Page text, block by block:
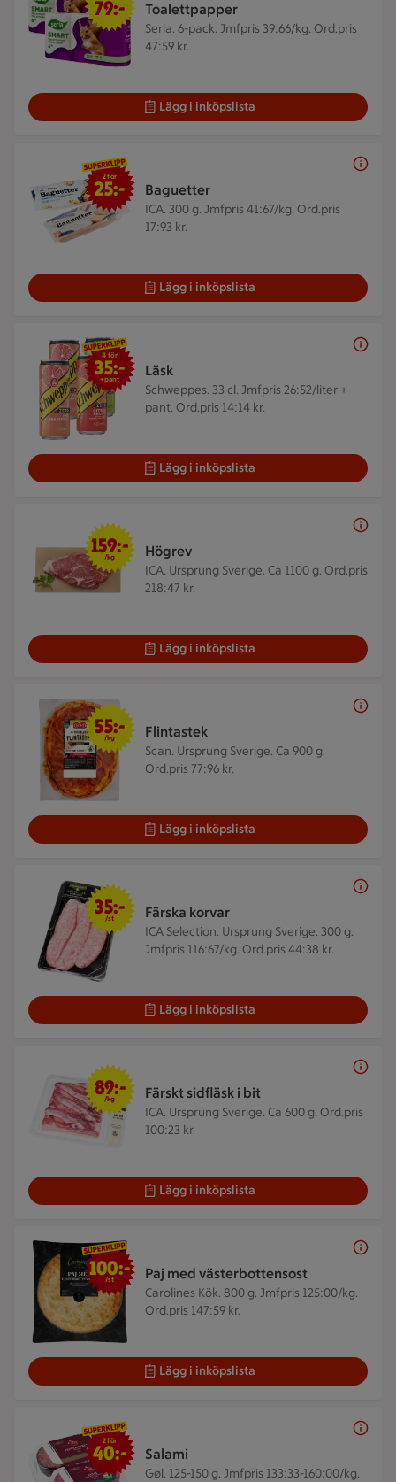
Toalettpapper
Serla. 6-pack. Jmfpris 39:66/kg. Ord.pris
47:59 kr.
79:-
Lägg i inköpslista
Baguetter
ICA. 300 g. Jmfpris 41:67/kg. Ord.pris
17:93 kr.
2 för 25 kr
2 för
25:-
Lägg i inköpslista
Läsk
Schweppes. 33 cl. Jmfpris 26:52/liter +
pant. Ord.pris 14:14 kr.
4 för 35 kr
4 för
35:-
+pant
Lägg i inköpslista
Högrev
ICA. Ursprung Sverige. Ca 1100 g. Ord.pris
218:47 kr.
159 kr/kg
159:-
/kg
Lägg i inköpslista
Flintastek
Scan. Ursprung Sverige. Ca 900 g.
Ord.pris 77:96 kr.
55 kr/kg
55:-
/kg
Lägg i inköpslista
Färska korvar
ICA Selection. Ursprung Sverige. 300 g.
Jmfpris 116:67/kg. Ord.pris 44:38 kr.
35 kr/st
35:-
/st
Lägg i inköpslista
Färskt sidfläsk i bit
ICA. Ursprung Sverige. Ca 600 g. Ord.pris
100:23 kr.
89 kr/kg
89:-
/kg
Lägg i inköpslista
Paj med västerbottensost
Carolines Kök. 800 g. Jmfpris 125:00/kg.
Ord.pris 147:59 kr.
100 kr/st
100:-
/st
Lägg i inköpslista
Salami
Gøl. 125-150 g. Jmfpris 133:33-160:00/kg.
2 för 40 kr
2 för
40:-